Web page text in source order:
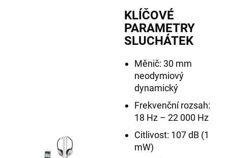
KLÍČOVÉ
PARAMETRY
SLUCHÁTEK
Měnič: 30 mm
neodymiový
dynamický
Frekvenční rozsah:
18 Hz – 22 000 Hz
Citlivost: 107 dB (1
mW)